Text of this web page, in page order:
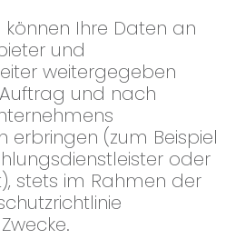
Ihre Daten an
und
weitergegeben
und nach
erbringen (zum Beispiel
oder
stets im Rahmen der